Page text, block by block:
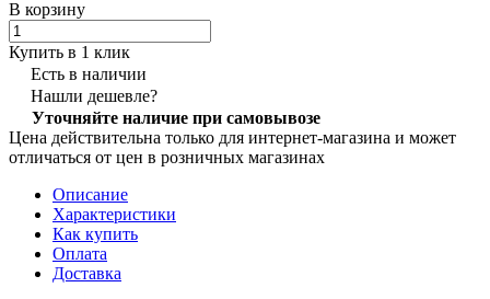
В корзину
Купить в 1 клик
Есть в наличии
Нашли дешевле?
Уточняйте наличие при самовывозе
Цена действительна только для интернет-магазина и может
отличаться от цен в розничных магазинах
Описание
Характеристики
Как купить
Оплата
Доставка